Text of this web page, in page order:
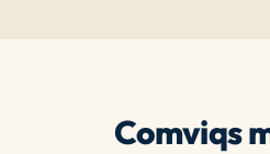
Comviqs